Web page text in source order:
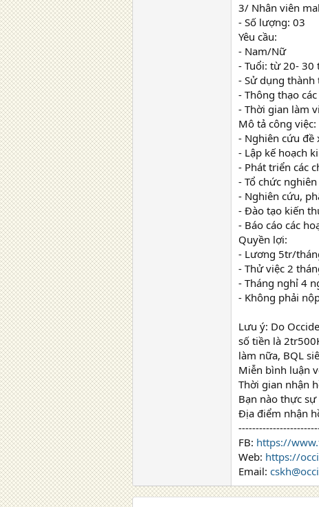
3/ Nhân viên
- Số lượng: 03
Yêu cầu:
- Nam/Nữ
- Tuổi: từ 20- 30
- Sử dụng
- Thông thạo
- Thời gian làm
Mô tả công việc:
- Nghiên cứu đề
- Lập kế hoạch
- Phát triển các
- Tổ chức
- Nghiên cứu,
- Đào tạo kiến
- Báo cáo các
Quyền lợi:
- Lương 5tr/
- Thử việc 2
- Tháng nghỉ 4
- Không phải
Lưu ý: Do
số tiền là
làm nữa, BQL
Miễn bình luận
Thời gian nhận
Bạn nào thực
Địa điểm nhận
FB: https://
Web: https://
Email: